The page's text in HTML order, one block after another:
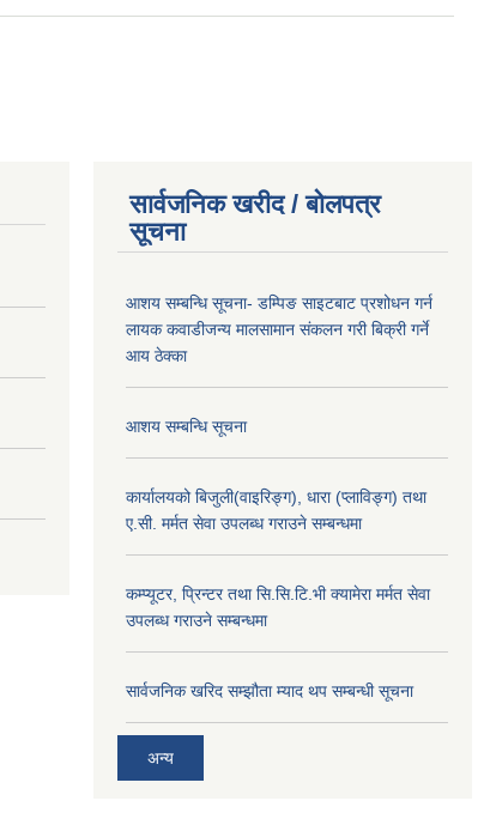
सार्वजनिक खरीद / बोलपत्र
सूचना
आशय सम्बन्धि सूचना- डम्पिङ साइटबाट प्रशोधन गर्न
लायक कवाडीजन्य मालसामान संकलन गरी बिक्री गर्ने
आय ठेक्का
आशय सम्बन्धि सूचना
कार्यालयको बिजुली(वाइरिङ्ग), धारा (प्लाविङ्ग) तथा
ए.सी. मर्मत सेवा उपलब्ध गराउने सम्बन्धमा
कम्प्यूटर, प्रिन्टर तथा सि.सि.टि.भी क्यामेरा मर्मत सेवा
उपलब्ध गराउने सम्बन्धमा
सार्वजनिक खरिद सम्झौता म्याद थप सम्बन्धी सूचना
अन्य